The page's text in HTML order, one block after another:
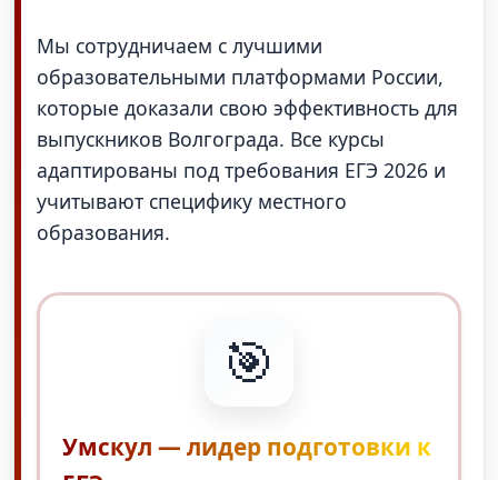
Мы сотрудничаем с лучшими
образовательными платформами России,
которые доказали свою эффективность для
выпускников Волгограда. Все курсы
адаптированы под требования ЕГЭ 2026 и
учитывают специфику местного
образования.
🎯
Умскул — лидер подготовки к